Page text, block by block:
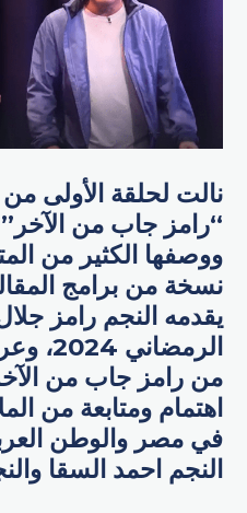
نالت لحلقة الأولى
“رامز جاب من
ووصفها الكثير من
نسخة من برامج
يقدمه النجم رامز
من رامز جاب من
اهتمام ومتابعة من
في مصر والوطن
النجم احمد السقا